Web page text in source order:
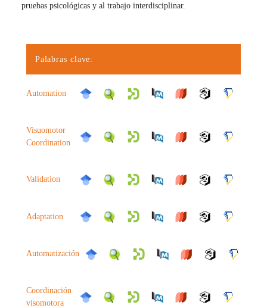
pruebas psicológicas y al trabajo interdisciplinar.
Palabras clave:
Automation
Visuomotor
Coordination
Validation
Adaptation
Automatización
Coordinación
visomotora